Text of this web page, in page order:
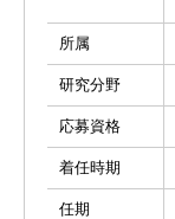
所属
研究分野
応募資格
着任時期
任期